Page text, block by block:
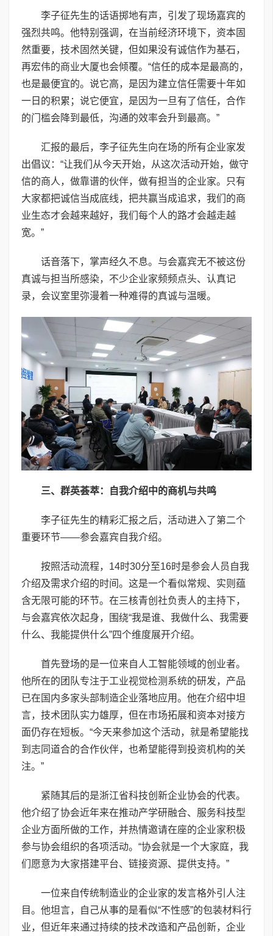
李子征先生的话语掷地有声，引发了现场嘉宾的
强烈共鸣。他特别强调，在当前经济环境下，资本固
然重要，技术固然关键，但如果没有诚信作为基石，
再宏伟的商业大厦也会倾覆。“信任的成本是最高的，
也是最便宜的。说它高，是因为建立信任需要十年如
一日的积累；说它便宜，是因为一旦有了信任，合作
的门槛会降到最低，沟通的效率会升到最高。”
汇报的最后，李子征先生向在场的所有企业家发
出倡议：“让我们从今天开始，从这次活动开始，做守
信的商人，做靠谱的伙伴，做有担当的企业家。只有
大家都把诚信当成底线，把共赢当成追求，我们的商
业生态才会越来越好，我们每个人的路才会越走越
宽。”
话音落下，掌声经久不息。与会嘉宾无不被这份
真诚与担当所感染，不少企业家频频点头、认真记
录，会议室里弥漫着一种难得的真诚与温暖。
三、群英荟萃：自我介绍中的商机与共鸣
李子征先生的精彩汇报之后，活动进入了第二个
重要环节——参会嘉宾自我介绍。
按照活动流程，14时30分至16时是参会人员自我
介绍及需求介绍的时间。这是一个看似常规、实则蕴
含无限可能的环节。在三核青创社负责人的主持下，
与会嘉宾依次起身，围绕“我是谁、我做什么、我需要
什么、我能提供什么”四个维度展开介绍。
首先登场的是一位来自人工智能领域的创业者。
他所在的团队专注于工业视觉检测系统的研发，产品
已在国内多家头部制造企业落地应用。他在介绍中坦
言，技术团队实力雄厚，但在市场拓展和资本对接方
面仍存在短板。“今天来参加这个活动，就是希望能找
到志同道合的合作伙伴，也希望能得到投资机构的关
注。”
紧随其后的是浙江省科技创新企业协会的代表。
他介绍了协会近年来在推动产学研融合、服务科技型
企业方面所做的工作，并热情邀请在座的企业家积极
参与协会组织的各项活动。“协会就是一个大家庭，我
们愿意为大家搭建平台、链接资源、提供支持。”
一位来自传统制造业的企业家的发言格外引人注
目。他坦言，自己从事的是看似“不性感”的包装材料行
业，但近年来通过持续的技术改造和产品创新，企业